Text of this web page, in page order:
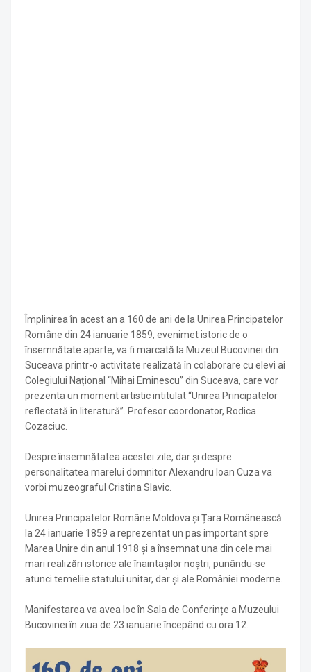
Împlinirea în acest an a 160 de ani de la Unirea Principatelor
Române din 24 ianuarie 1859, evenimet istoric de o
însemnătate aparte, va fi marcată la Muzeul Bucovinei din
Suceava printr-o activitate realizată în colaborare cu elevi ai
Colegiului Național “Mihai Eminescu” din Suceava, care vor
prezenta un moment artistic intitulat “Unirea Principatelor
reflectată în literatură”. Profesor coordonator, Rodica
Cozaciuc.
Despre însemnătatea acestei zile, dar și despre
personalitatea marelui domnitor Alexandru Ioan Cuza va
vorbi muzeograful Cristina Slavic.
Unirea Principatelor Române Moldova și Țara Românească
la 24 ianuarie 1859 a reprezentat un pas important spre
Marea Unire din anul 1918 și a însemnat una din cele mai
mari realizări istorice ale înaintașilor noștri, punându-se
atunci temeliie statului unitar, dar și ale României moderne.
Manifestarea va avea loc în Sala de Conferințe a Muzeului
Bucovinei în ziua de 23 ianuarie începând cu ora 12.